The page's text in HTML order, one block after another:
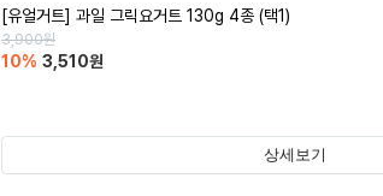
[유얼거트] 과일 그릭요거트 130g 4종 (택1)
3,900원
10% 3,510원
상세보기